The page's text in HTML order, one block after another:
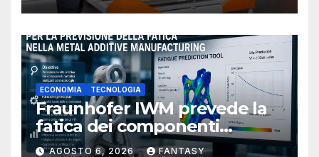
ECONOMIA TECNOLOGIA
Fraunhofer IWM prevede la
fatica dei componenti
metallici stampati in 3D
AGOSTO 6, 2026 FANTASY